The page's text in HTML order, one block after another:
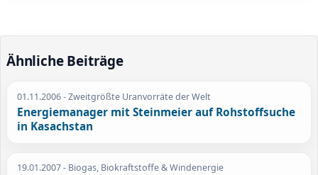
Ähnliche Beiträge
01.11.2006- Zweitgrößte Uranvorräte der Welt
Energiemanager mit Steinmeier auf Rohstoffsuche
in Kasachstan
19.01.2007- Biogas, Biokraftstoffe & Windenergie